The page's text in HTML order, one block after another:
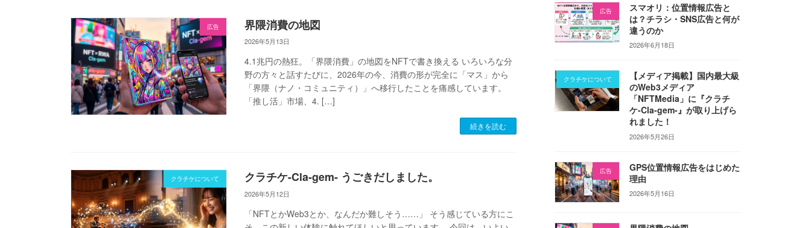
広告 界隈消費の地図
2026年5月13日
4.1兆円の熱狂。「界隈消費」の地図をNFTで書き換える いろいろな分
野の方々と話すたびに、2026年の今、消費の形が完全に「マス」から
「界隈（ナノ・コミュニティ）」へ移行したことを痛感しています。
「推し活」市場、4. […]
続きを読む
クラチケについて クラチケ-Cla-gem- うごきだしました。
2026年5月12日
「NFTとかWeb3とか、なんだか難しそう……」 そう感じている方にこ
広告
スマオリ：位置情報広告と
は？チラシ・SNS広告と何が
違うのか
2026年6月18日
クラチケについて
【メディア掲載】国内最大級
のWeb3メディア
「NFTMedia」に『クラチ
ケ-Cla-gem-』が取り上げら
れました！
2026年5月26日
広告
GPS位置情報広告をはじめた
理由
2026年5月16日